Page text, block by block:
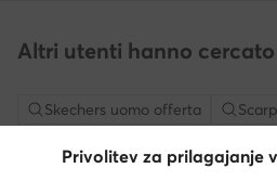
Altri utenti hanno
Skechers uomo offerta
New Balance 327 donna
Privolitev za prilagajanje